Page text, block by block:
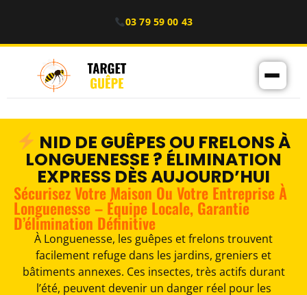
03 79 59 00 43
NID DE GUÊPES OU FRELONS À
LONGUENESSE ? ÉLIMINATION
EXPRESS DÈS AUJOURD’HUI
Sécurisez Votre Maison Ou Votre Entreprise À
Longuenesse – Équipe Locale, Garantie
D’élimination Définitive
À Longuenesse, les guêpes et frelons trouvent
facilement refuge dans les jardins, greniers et
bâtiments annexes. Ces insectes, très actifs durant
l’été, peuvent devenir un danger réel pour les